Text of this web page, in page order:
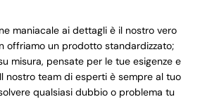
maniacale ai dettagli è il nostro vero
offriamo un prodotto standardizzato;
misura, pensate per le tue esigenze e
nostro team di esperti è sempre al tuo
qualsiasi dubbio o problema tu